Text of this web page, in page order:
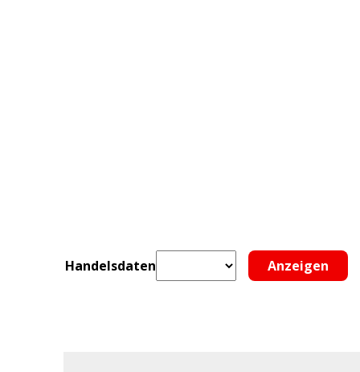
Handelsdaten